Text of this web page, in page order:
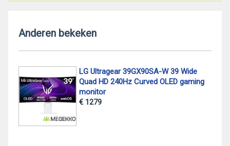
Anderen bekeken
LG Ultragear 39GX90SA-W 39 Wide
Quad HD 240Hz Curved OLED gaming
monitor
€ 1279